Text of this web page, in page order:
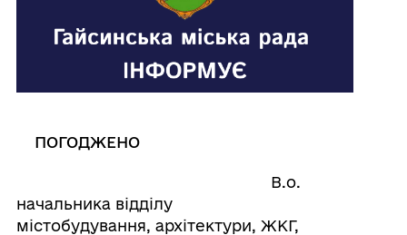
ПОГОДЖЕНО
В.о.
начальника відділу
містобудування, архітектури, ЖКГ,